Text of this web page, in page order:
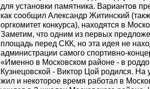
для установки памятника. Вариантов
как сообщил Александр Житинский
оргкомитет конкурса), находятся в
Заметим, что одним из первых
площадь перед СКК, но эта идея не
администрации самого спортивно-
«Именно в Московском районе - в
Кузнецовской - Виктор Цой родился. На
жил и некоторое время работал в